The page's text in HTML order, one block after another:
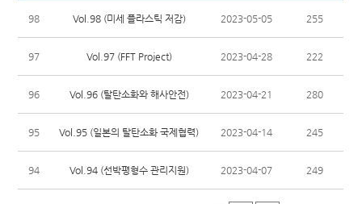
98 Vol.98 (미세 플라스틱 저감) 2023-05-05 255
97 Vol.97 (FFT Project) 2023-04-28 222
96 Vol.96 (탈탄소화와 해사안전) 2023-04-21 280
95 Vol.95 (일본의 탈탄소화 국제협력) 2023-04-14 245
94 Vol.94 (선박평형수 관리지원) 2023-04-07 249